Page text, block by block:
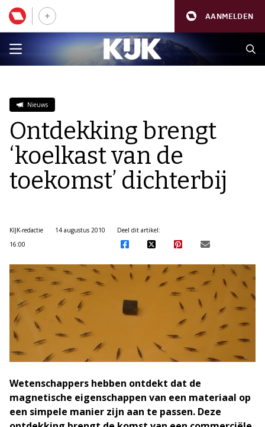
AANMELDEN
Nieuws
Ontdekking brengt
‘koelkast van de
toekomst’ dichterbij
KIJK-redactie
14 augustus 2010
16:00
Deel dit artikel:
Wetenschappers hebben ontdekt dat de
magnetische eigenschappen van een materiaal op
een simpele manier zijn aan te passen. Deze